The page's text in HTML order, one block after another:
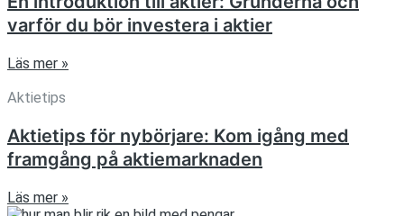
varför du bör investera i aktier
Läs mer »
Aktietips
Aktietips för nybörjare: Kom igång med
framgång på aktiemarknaden
Läs mer »